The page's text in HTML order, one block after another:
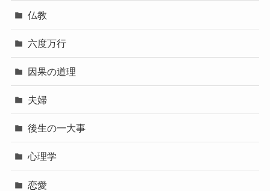
仏教
六度万行
因果の道理
夫婦
後生の一大事
心理学
恋愛